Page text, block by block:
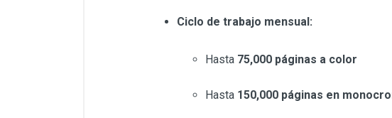
Ciclo de trabajo mensual:
Hasta 75,000 páginas a color
Hasta 150,000 páginas en